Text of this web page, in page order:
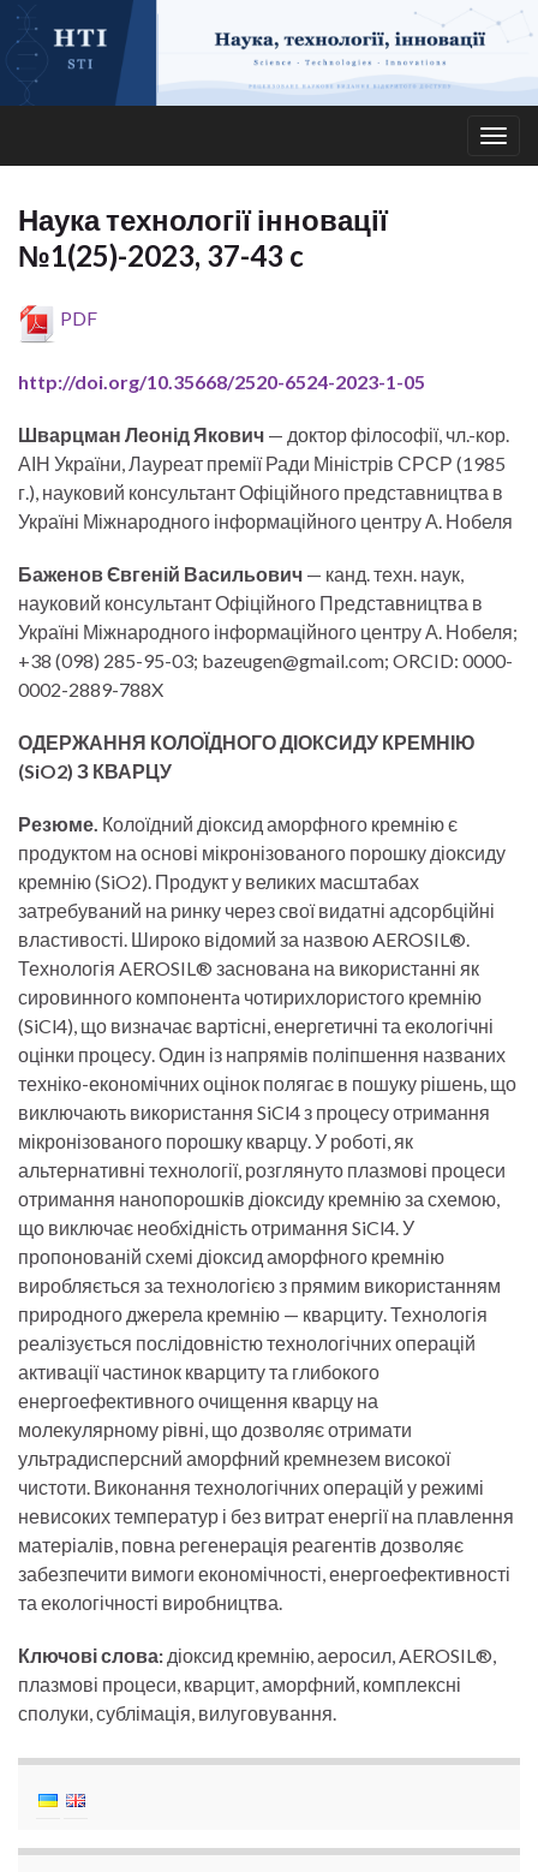
Наука технології інновації
№1(25)-2023, 37-43 c
PDF
http://doi.org/10.35668/2520-6524-2023-1-05
Шварцман Леонід Якович — доктор філософії, чл.-кор.
АІН України, Лауреат премії Ради Міністрів СРСР (1985
г.), науковий консультант Офіційного представництва в
Україні Міжнародного інформаційного центру А. Нобеля
Баженов Євгеній Васильович — канд. техн. наук,
науковий консультант Офіційного Представництва в
Україні Міжнародного інформаційного центру А. Нобеля;
+38 (098) 285-95-03; bazeugen@gmail.com; ORCID: 0000-
0002-2889-788X
ОДЕРЖАННЯ КОЛОЇДНОГОДІОКСИДУ КРЕМНІЮ
(SiO2) З КВАРЦУ
Резюме. Колоїдний діоксид аморфного кремнію є
продуктом на основі мікронізованого порошку діоксиду
кремнію (SiO2). Продукт у великих масштабах
затребуваний на ринку через свої видатні адсорбційні
властивості. Широко відомий за назвою AEROSIL®.
Технологія AEROSIL® заснована на використанні як
сировинного компонентa чотирихлористого кремнію
(SiCl4), що визначає вартісні, енергетичні та екологічні
оцінки процесу. Один із напрямів поліпшення названих
техніко-економічних оцінок полягає в пошуку рішень, що
виключають використання SiCl4 з процесу отримання
мікронізованого порошку кварцу. У роботі, як
альтернативні технології, розглянуто плазмові процеси
отримання нанопорошків діоксиду кремнію за схемою,
що виключає необхідність отримання SiCl4. У
пропонованій схемі діоксид аморфного кремнію
виробляється за технологією з прямим використанням
природного джерела кремнію — кварциту. Технологія
реалізується послідовністю технологічних операцій
активації частинок кварциту та глибокого
енергоефективного очищення кварцу на
молекулярному рівні, що дозволяє отримати
ультрадисперсний аморфний кремнезем високої
чистоти. Виконання технологічних операцій у режимі
невисоких температур і без витрат енергії на плавлення
матеріалів, повна регенерація реагентів дозволяє
забезпечити вимоги економічності, енергоефективності
та екологічності виробництва.
Ключові слова: діоксид кремнію, аеросил, AEROSIL®,
плазмові процеси, кварцит, аморфний, комплексні
сполуки, сублімація, вилуговування.